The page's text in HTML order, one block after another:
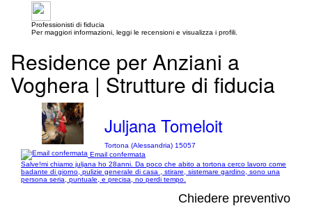
Professionisti di fiducia
Per maggiori informazioni, leggi le recensioni e visualizza i profili.
Residence per Anziani a
Voghera | Strutture di fiducia
Juljana Tomeloit
Tortona (Alessandria) 15057
Email confermata
Salve!mi chiamo juljana ho 28anni. Da poco che abito a tortona cerco lavoro come
badante di giorno, pulizie generale di casa , stirare, sistemare gardino, sono una
persona seria, puntuale, e precisa, no perdi tempo.
Chiedere preventivo